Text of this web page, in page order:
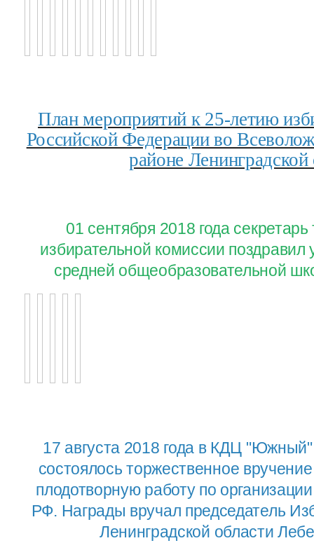
План мероприятий к 25-летию
Российской Федерации во
районе Ленинградской
01 сентября 2018 года
избирательной комиссии поздравил
средней общеобразовательной
17 августа 2018 года в КДЦ
состоялось торжественное
плодотворную работу по
РФ. Награды вручал председатель
Ленинградской области